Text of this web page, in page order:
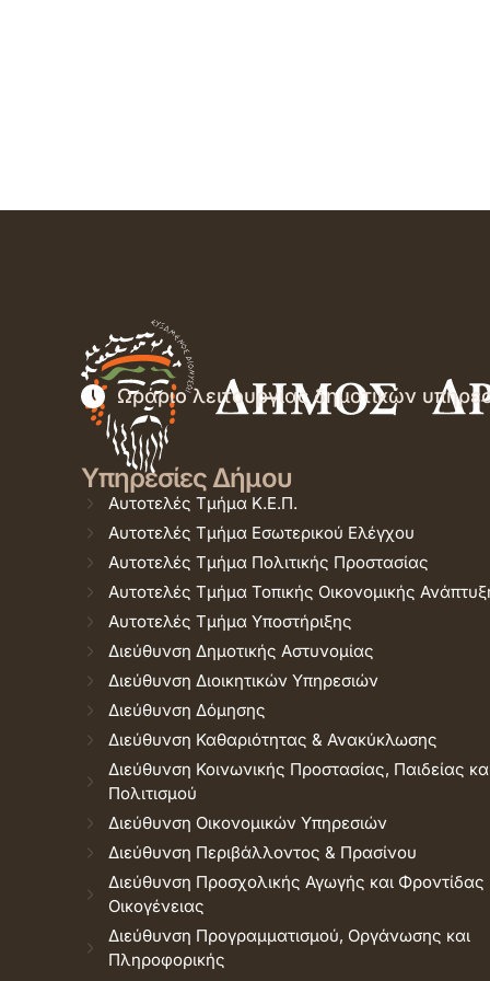
Ωράριο λειτουργίας δημοτικών
Υπηρεσίες Δήμου
Αυτοτελές Τμήμα Κ.Ε.Π.
Αυτοτελές Τμήμα Εσωτερικού Ελέγχου
Αυτοτελές Τμήμα Πολιτικής Προστασίας
Αυτοτελές Τμήμα Τοπικής Οικονομικής
Αυτοτελές Τμήμα Υποστήριξης
Διεύθυνση Δημοτικής Αστυνομίας
Διεύθυνση Διοικητικών Υπηρεσιών
Διεύθυνση Δόμησης
Διεύθυνση Καθαριότητας & Ανακύκλωσης
Διεύθυνση Κοινωνικής Προστασίας, Παιδείας
Πολιτισμού
Διεύθυνση Οικονομικών Υπηρεσιών
Διεύθυνση Περιβάλλοντος & Πρασίνου
Διεύθυνση Προσχολικής Αγωγής και Φροντίδας
Οικογένειας
Διεύθυνση Προγραμματισμού, Οργάνωσης και
Πληροφορικής